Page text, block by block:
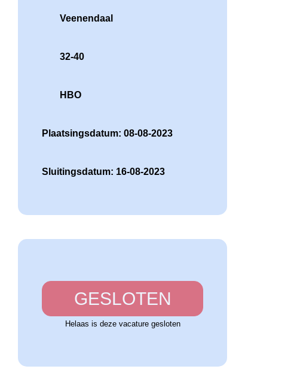
Veenendaal
32-40
HBO
Plaatsingsdatum: 08-08-2023
Sluitingsdatum: 16-08-2023
GESLOTEN
Helaas is deze vacature gesloten